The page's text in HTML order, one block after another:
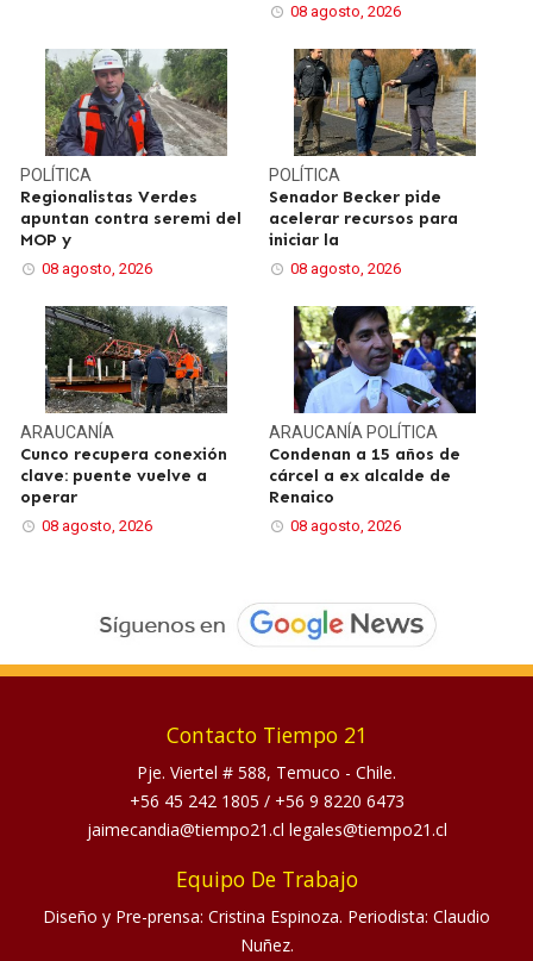
08 agosto, 2026
POLÍTICA
Regionalistas Verdes
apuntan contra seremi del
MOP y
08 agosto, 2026
POLÍTICA
Senador Becker pide
acelerar recursos para
iniciar la
08 agosto, 2026
ARAUCANÍA
Cunco recupera conexión
clave: puente vuelve a
operar
08 agosto, 2026
ARAUCANÍA POLÍTICA
Condenan a 15 años de
cárcel a ex alcalde de
Renaico
08 agosto, 2026
Contacto Tiempo 21
Pje. Viertel # 588, Temuco - Chile.
+56 45 242 1805 / +56 9 8220 6473
jaimecandia@tiempo21.cl legales@tiempo21.cl
Equipo De Trabajo
Diseño y Pre-prensa: Cristina Espinoza. Periodista: Claudio
Nuñez.